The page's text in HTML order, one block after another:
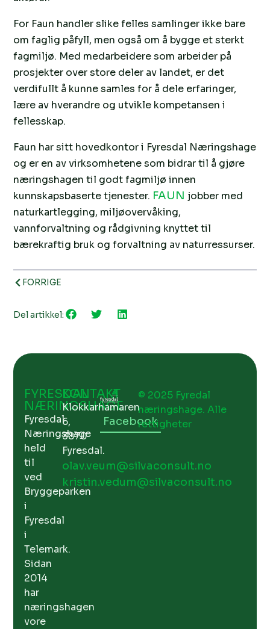
For Faun handler slike felles samlinger ikke bare
om faglig påfyll, men også om å bygge et sterkt
fagmiljø. Med medarbeidere som arbeider på
prosjekter over store deler av landet, er det
verdifullt å kunne samles for å dele erfaringer,
lære av hverandre og utvikle kompetansen i
fellesskap.
Faun har sitt hovedkontor i Fyresdal Næringshage
og er en av virksomhetene som bidrar til å gjøre
næringshagen til godt fagmiljø innen
kunnskapsbaserte tjenester. FAUN jobber med
naturkartlegging, miljøovervåking,
vannforvaltning og rådgivning knyttet til
bærekraftig bruk og forvaltning av naturressurser.
FORRIGE
Del artikkel:
FYRESDAL
NÆRINGSHAGE
Fyresdal
Næringshage
held
til
ved
Bryggeparken
i
Fyresdal
i
Telemark.
Sidan
2014
har
næringshagen
vore
KONTAKT
Klokkarhamaren
6,
3870
Fyresdal.
olav.veum@silvaconsult.no
kristin.vedum@silvaconsult.no
Facebook
© 2025 Fyredal
næringshage. Alle
rettigheter